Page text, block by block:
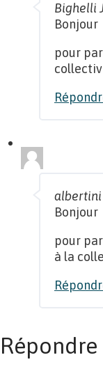
Bighelli
Bonjour
pour
albertini
Bonjour
pour
à la
Répondre